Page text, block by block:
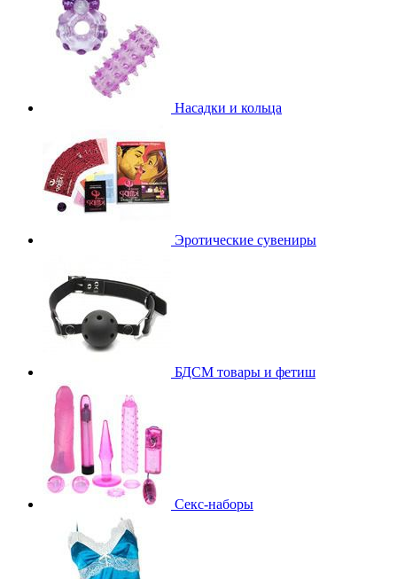
Насадки и кольца
Эротические сувениры
БДСМ товары и фетиш
Секс-наборы